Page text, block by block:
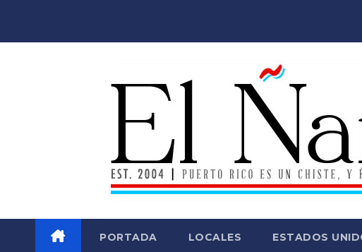
PORTADA LOCALES ESTADOS